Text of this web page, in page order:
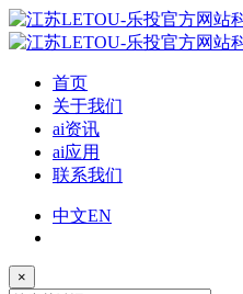
首页
关于我们
ai资讯
ai应用
联系我们
中文EN
×